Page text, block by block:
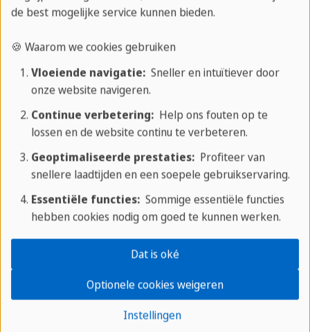
Vrije tijd en activiteiten
Je perfecte startpunt voor
avonturen
La Ermita in Viñales biedt een spectaculair uitzicht
de best mogelijke service kunnen bieden.
🍪 Waarom we cookies gebruiken
Vloeiende navigatie:Sneller en intuïtiever door
onze website navigeren.
Continue verbetering:Help ons fouten op te
lossen en de website continu te verbeteren.
Geoptimaliseerde prestaties:Profiteer van
snellere laadtijden en een soepele gebruikservaring.
Essentiële functies:Sommige essentiële functies
hebben cookies nodig om goed te kunnen werken.
Instellingen
Optionele cookies weigeren
Dat is oké